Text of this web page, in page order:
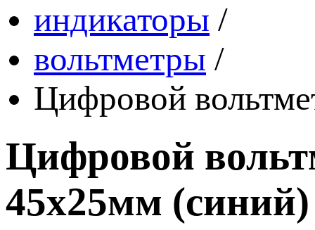
индикаторы /
вольтметры /
Цифровой
Цифровой
45х25мм (синий)